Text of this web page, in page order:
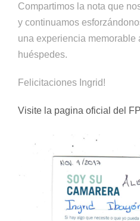
Compartimos la nota que
y continuamos
una experiencia memorable
huéspedes.
Felicitaciones Ingrid!
Visite la pagina oficial del